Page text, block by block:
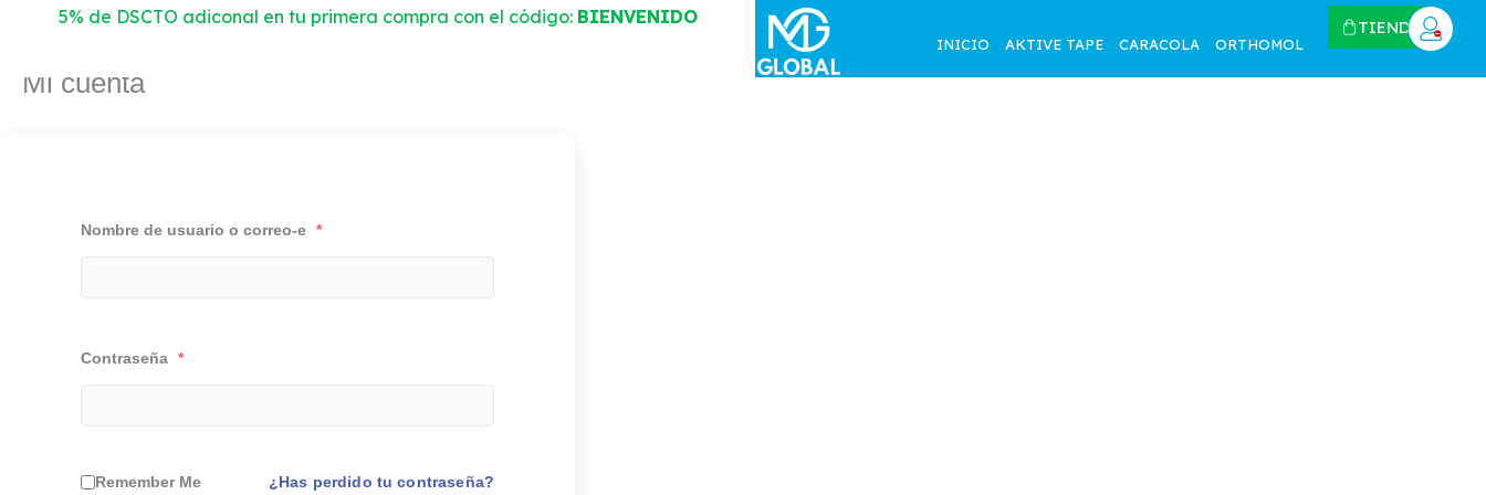
5% de DSCTO adiconal en tu primera compra con el código: BIENVENIDO
INICIO AKTIVE TAPE CARACOLA ORTHOMOL
TIENDA
Mi cuenta
Nombre de usuario o correo-e *
Contraseña *
Remember Me ¿Has perdido tu contraseña?